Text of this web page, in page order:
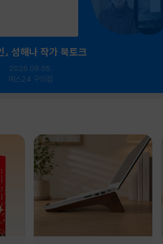
』 성해나 작가 북토크
2026.09.05.
예스24 구의점